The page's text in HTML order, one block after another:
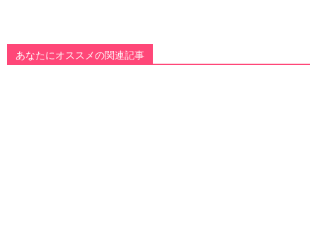
あなたにオススメの関連記事